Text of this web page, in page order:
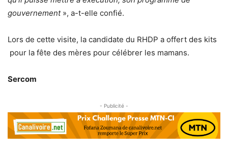
gouvernement », a-t-elle confié.
Lors de cette visite, la candidate du RHDP a offert des kits
pour la fête des mères pour célébrer les mamans.
Sercom
- Publicité -